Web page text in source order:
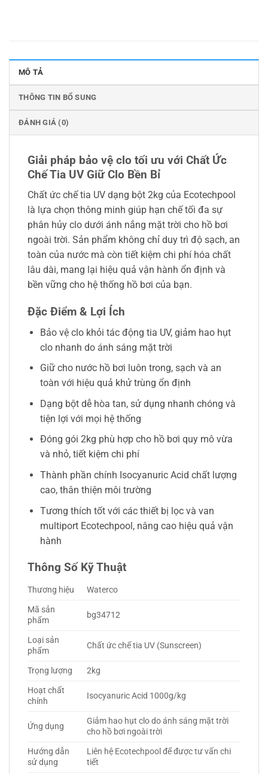
MÔ TẢ
THÔNG TIN BỔ SUNG
ĐÁNH GIÁ (0)
Giải pháp bảo vệ clo tối ưu với Chất Ức
Chế Tia UV Giữ Clo Bền Bỉ
Chất ức chế tia UV dạng bột 2kg của Ecotechpool
là lựa chọn thông minh giúp hạn chế tối đa sự
phân hủy clo dưới ánh nắng mặt trời cho hồ bơi
ngoài trời. Sản phẩm không chỉ duy trì độ sạch, an
toàn của nước mà còn tiết kiệm chi phí hóa chất
lâu dài, mang lại hiệu quả vận hành ổn định và
bền vững cho hệ thống hồ bơi của bạn.
Đặc Điểm & Lợi Ích
Bảo vệ clo khỏi tác động tia UV, giảm hao hụt
clo nhanh do ánh sáng mặt trời
Giữ cho nước hồ bơi luôn trong, sạch và an
toàn với hiệu quả khử trùng ổn định
Dạng bột dễ hòa tan, sử dụng nhanh chóng và
tiện lợi với mọi hệ thống
Đóng gói 2kg phù hợp cho hồ bơi quy mô vừa
và nhỏ, tiết kiệm chi phí
Thành phần chính Isocyanuric Acid chất lượng
cao, thân thiện môi trường
Tương thích tốt với các thiết bị lọc và van
multiport Ecotechpool, nâng cao hiệu quả vận
hành
Thông Số Kỹ Thuật
Thương hiệu
Waterco
Mã sản
phẩm
bg34712
Loại sản
phẩm
Chất ức chế tia UV (Sunscreen)
Trọng lượng
2kg
Hoạt chất
chính
Isocyanuric Acid 1000g/kg
Ứng dụng
Giảm hao hụt clo do ánh sáng mặt trời
cho hồ bơi ngoài trời
Hướng dẫn
sử dụng
Liên hệ Ecotechpool để được tư vấn chi
tiết